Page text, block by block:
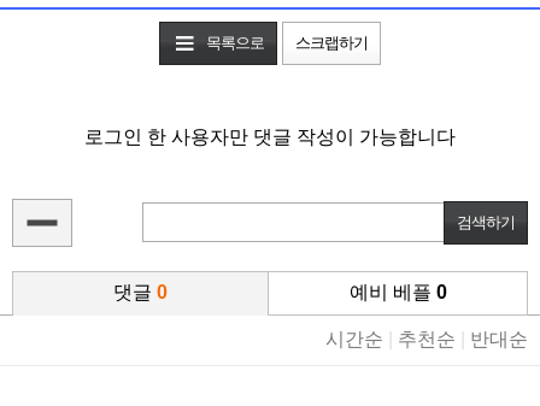
목록으로 스크랩하기
로그인 한 사용자만 댓글 작성이 가능합니다
댓글 0 예비 베플 0
시간순 추천순 반대순